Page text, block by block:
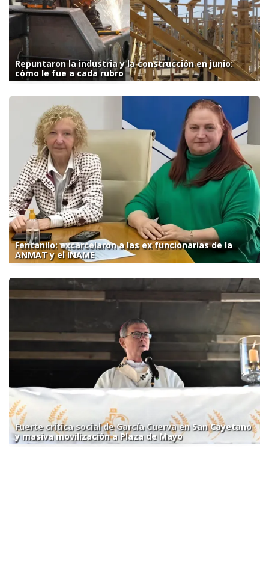
Repuntaron la industria y la construcción en junio:
cómo le fue a cada rubro
Fentanilo: excarcelaron a las ex funcionarias de la
ANMAT y el INAME
Fuerte crítica social de García Cuerva en San Cayetano
y masiva movilización a Plaza de Mayo